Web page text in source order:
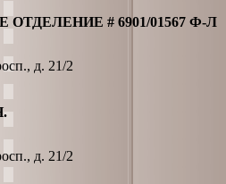
# 6901/01567 Ф-Л
д. 21/2
д. 21/2